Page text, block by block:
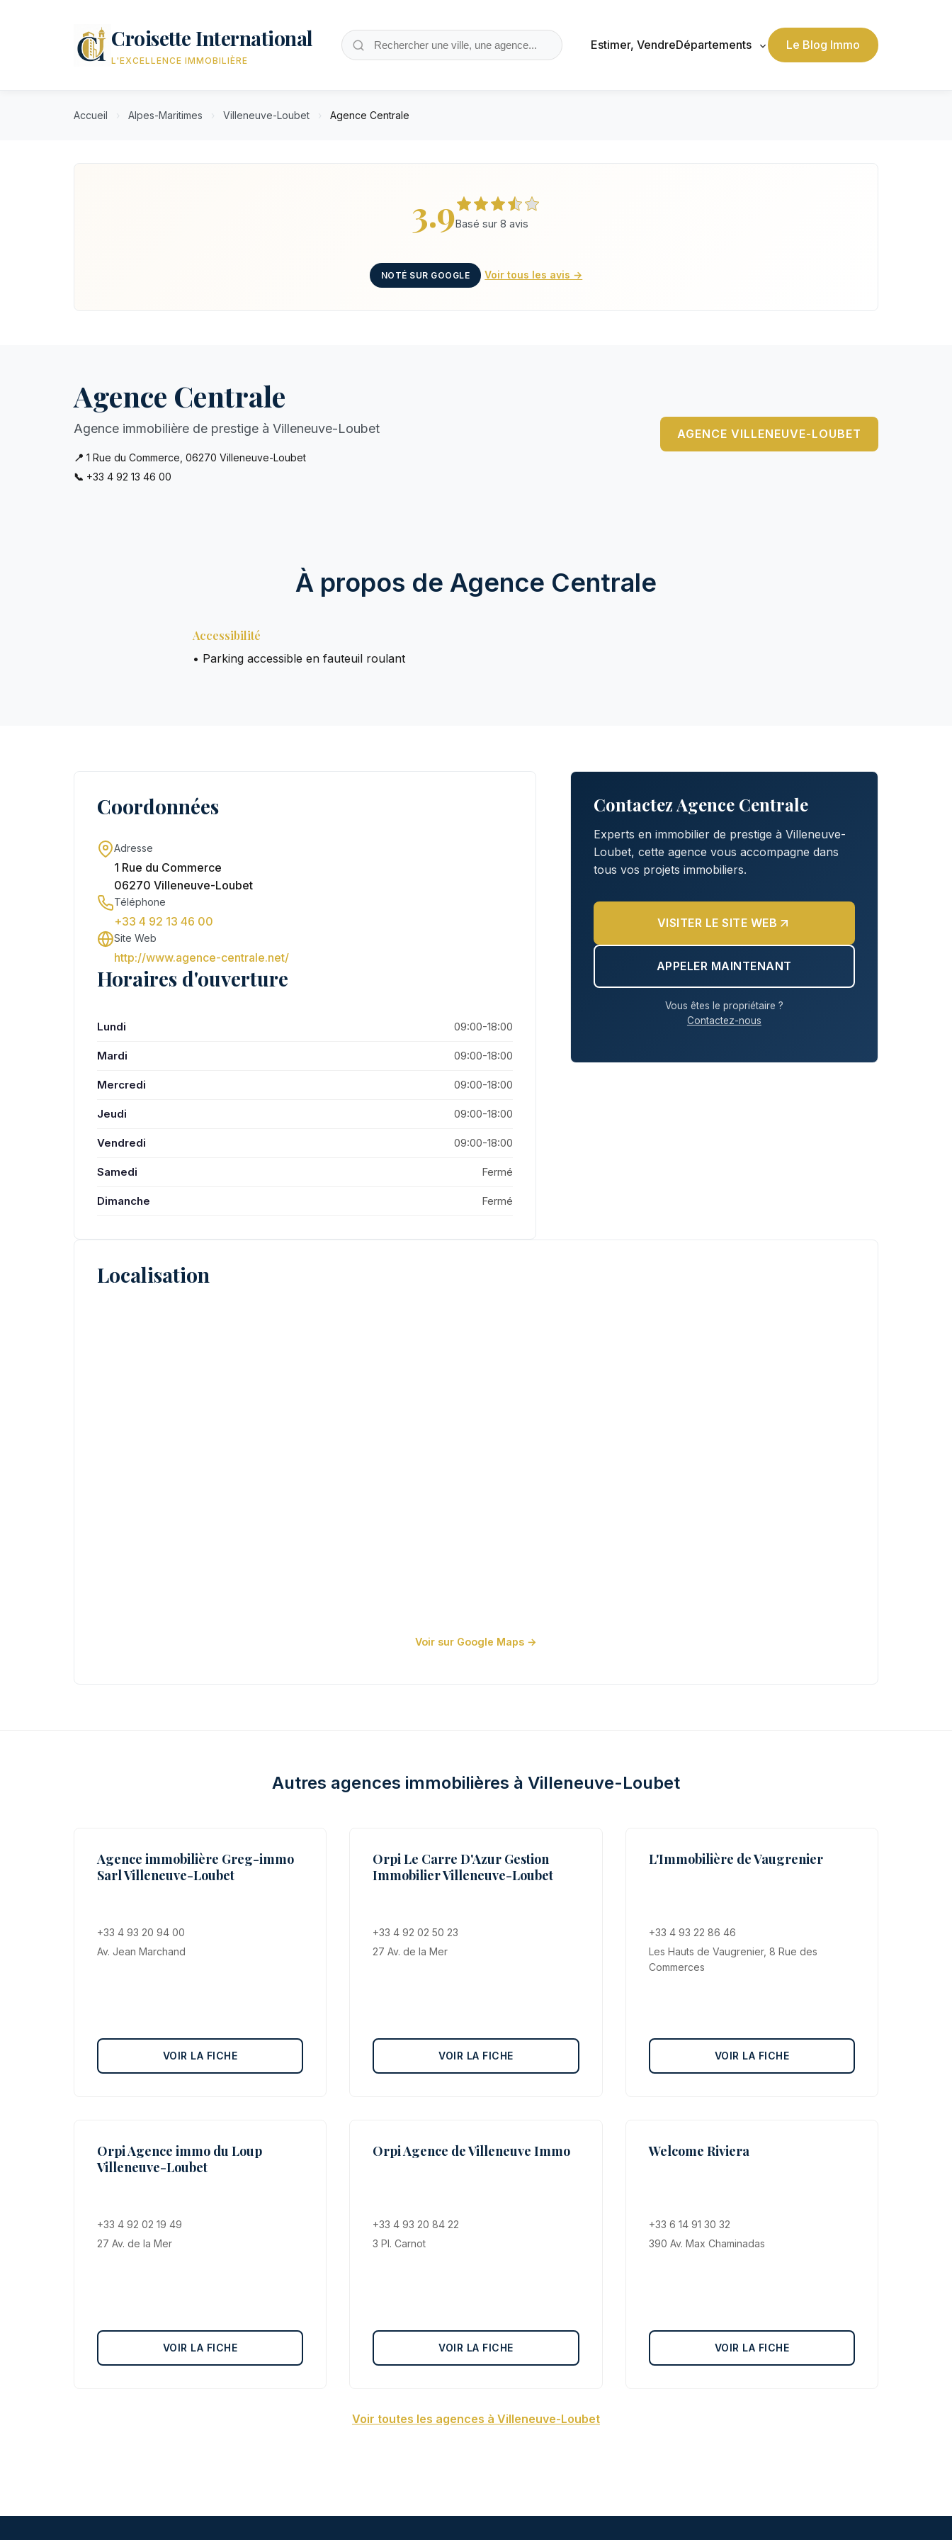
Croisette International
L'EXCELLENCE IMMOBILIÈRE
Estimer, VendreDépartements Le Blog Immo
Accueil › Alpes-Maritimes › Villeneuve-Loubet › Agence Centrale
3.9Basé sur 8 avis
NOTÉ SUR GOOGLE Voir tous les avis →
Agence Centrale
Agence immobilière de prestige à Villeneuve-Loubet
📍 1 Rue du Commerce, 06270 Villeneuve-Loubet
📞 +33 4 92 13 46 00
AGENCE VILLENEUVE-LOUBET
À propos de Agence Centrale
Accessibilité
• Parking accessible en fauteuil roulant
Coordonnées
Adresse
1 Rue du Commerce
06270 Villeneuve-Loubet
Téléphone
+33 4 92 13 46 00
Site Web
http://www.agence-centrale.net/
Horaires d'ouverture
Lundi 09:00-18:00
Mardi 09:00-18:00
Mercredi 09:00-18:00
Jeudi 09:00-18:00
Vendredi 09:00-18:00
Samedi Fermé
Dimanche Fermé
Contactez Agence Centrale
Experts en immobilier de prestige à Villeneuve-
Loubet, cette agence vous accompagne dans
tous vos projets immobiliers.
VISITER LE SITE WEB
APPELER MAINTENANT
Vous êtes le propriétaire ?
Contactez-nous
Localisation
Voir sur Google Maps →
Autres agences immobilières à Villeneuve-Loubet
Agence immobilière Greg-immo
Sarl Villeneuve-Loubet
+33 4 93 20 94 00
Av. Jean Marchand
VOIR LA FICHE
Orpi Le Carre D'Azur Gestion
Immobilier Villeneuve-Loubet
+33 4 92 02 50 23
27 Av. de la Mer
VOIR LA FICHE
L'Immobilière de Vaugrenier
+33 4 93 22 86 46
Les Hauts de Vaugrenier, 8 Rue des
Commerces
VOIR LA FICHE
Orpi Agence immo du Loup
Villeneuve-Loubet
+33 4 92 02 19 49
27 Av. de la Mer
VOIR LA FICHE
Orpi Agence de Villeneuve Immo
+33 4 93 20 84 22
3 Pl. Carnot
VOIR LA FICHE
Welcome Riviera
+33 6 14 91 30 32
390 Av. Max Chaminadas
VOIR LA FICHE
Voir toutes les agences à Villeneuve-Loubet